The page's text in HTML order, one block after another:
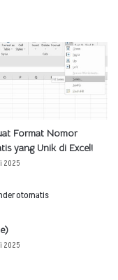
Format Nomor
yang Unik di Excel!
2025
2025